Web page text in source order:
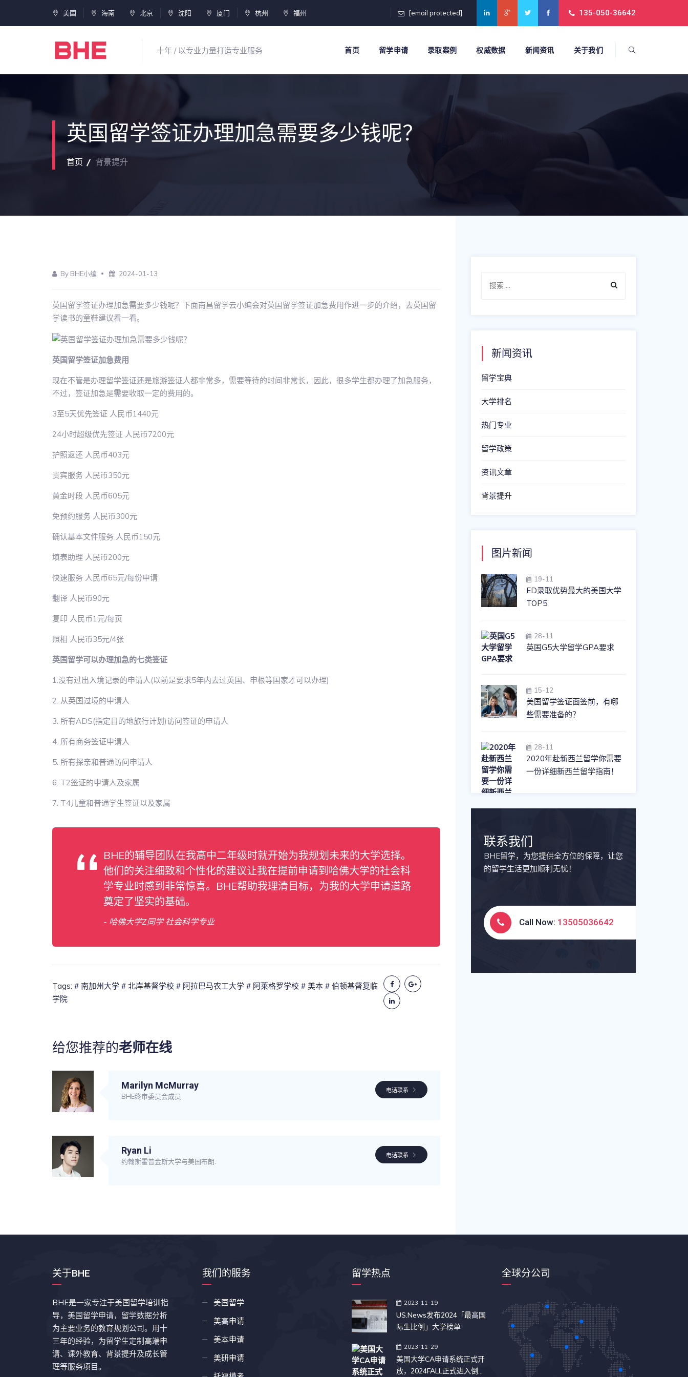
美国 海南 北京 沈阳 厦门 杭州 福州 [email protected] 135-050-36642
十年 / 以专业力量打造专业服务 首页 留学申请 录取案例 权威数据 新闻资讯 关于我们
英国留学签证办理加急需要多少钱呢？
首页 背景提升
By BHE小编 2024-01-13
英国留学签证办理加急需要多少钱呢？下面南昌留学云小编会对英国留学签证加急费用作进一步的介绍，去英国留
学读书的童鞋建议看一看。
英国留学签证加急费用
现在不管是办理留学签证还是旅游签证人都非常多，需要等待的时间非常长，因此，很多学生都办理了加急服务，
不过，签证加急是需要收取一定的费用的。
3至5天优先签证 人民币1440元
24小时超级优先签证 人民币7200元
护照返还 人民币403元
贵宾服务 人民币350元
黄金时段 人民币605元
免预约服务 人民币300元
确认基本文件服务 人民币150元
填表助理 人民币200元
快速服务 人民币65元/每份申请
翻译 人民币90元
复印 人民币1元/每页
照相 人民币35元/4张
英国留学可以办理加急的七类签证
1.没有过出入境记录的申请人(以前是要求5年内去过英国、申根等国家才可以办理)
2. 从英国过境的申请人
3. 所有ADS(指定目的地旅行计划)访问签证的申请人
4. 所有商务签证申请人
5. 所有探亲和普通访问申请人
6. T2签证的申请人及家属
7. T4儿童和普通学生签证以及家属
BHE的辅导团队在我高中二年级时就开始为我规划未来的大学选择。
他们的关注细致和个性化的建议让我在提前申请到哈佛大学的社会科
学专业时感到非常惊喜。BHE帮助我理清目标，为我的大学申请道路
奠定了坚实的基础。
- 哈佛大学Z同学 社会科学专业
Tags: # 南加州大学 # 北岸基督学校 # 阿拉巴马农工大学 # 阿莱格罗学校 # 美本 # 伯顿基督复临
学院
给您推荐的老师在线
Marilyn McMurray
BHE终审委员会成员
电话联系
Ryan Li
约翰斯霍普金斯大学与美国布朗.
电话联系
新闻资讯
留学宝典
大学排名
热门专业
留学政策
资讯文章
背景提升
图片新闻
19-11
ED录取优势最大的美国大学
TOP5
28-11
英国G5大学留学GPA要求
15-12
美国留学签证面签前，有哪
些需要准备的？
28-11
2020年赴新西兰留学你需要
一份详细新西兰留学指南！
联系我们
BHE留学，为您提供全方位的保障，让您
的留学生活更加顺利无忧！
Call Now: 13505036642
关于BHE
BHE是一家专注于美国留学培训指
导，美国留学申请，留学数据分析
为主要业务的教育规划公司。用十
三年的经验，为留学生定制高端申
请、课外教育、背景提升及成长管
理等服务项目。
我们的服务
美国留学
美高申请
美本申请
美研申请
留学热点
2023-11-19
US.News发布2024「最高国
际生比例」大学榜单
2023-11-29
美国大学CA申请系统正式开
放，2024FALL正式进入倒计
全球分公司